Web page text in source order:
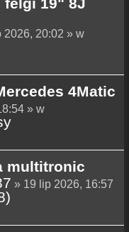
2026, 20:02 » w
4Matic
» w
multitronic
» 19 lip 2026, 16:57